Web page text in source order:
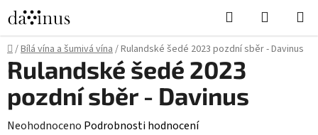
Přejít
na
obsah
Hledat
KOŠÍK
Domů
/Bílá vína a šumivá vína/Rulandské šedé 2023 pozdní sběr - Davinus
Rulandské šedé 2023
pozdní sběr - Davinus
Průměrné
Neohodnoceno Podrobnosti hodnocení